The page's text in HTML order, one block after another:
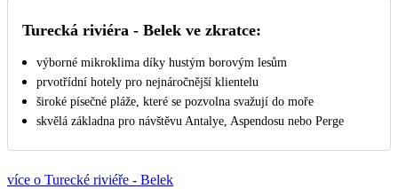
Turecká riviéra - Belek ve zkratce:
výborné mikroklima díky hustým borovým lesům
prvotřídní hotely pro nejnáročnější klientelu
široké písečné pláže, které se pozvolna svažují do moře
skvělá základna pro návštěvu Antalye, Aspendosu nebo Perge
více o Turecké riviéře - Belek